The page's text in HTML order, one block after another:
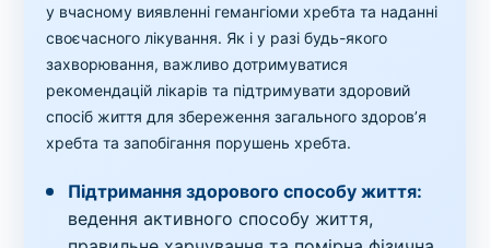
у вчасному виявленні гемангіоми хребта та наданні
своєчасного лікування. Як і у разі будь-якого
захворювання, важливо дотримуватися
рекомендацій лікарів та підтримувати здоровий
спосіб життя для збереження загального здоров’я
хребта та запобігання порушень хребта.
Підтримання здорового способу життя:
ведення активного способу життя,